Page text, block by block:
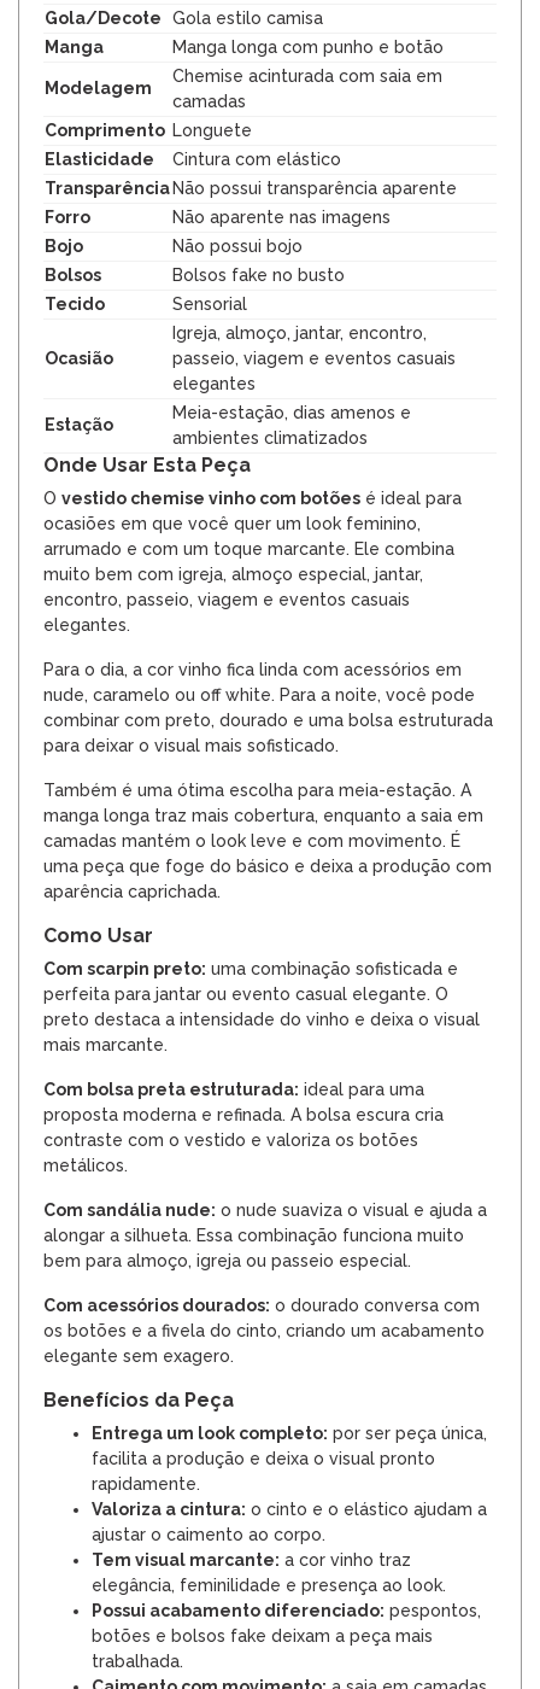
Gola/Decote
Gola estilo camisa
Manga
Manga longa com punho e botão
Modelagem
Chemise acinturada com saia em
camadas
Comprimento Longuete
Elasticidade
Cintura com elástico
TransparênciaNão possui transparência aparente
Forro
Não aparente nas imagens
Bojo
Não possui bojo
Bolsos
Bolsos fake no busto
Tecido
Sensorial
Ocasião
Igreja, almoço, jantar, encontro,
passeio, viagem e eventos casuais
elegantes
Estação
Meia-estação, dias amenos e
ambientes climatizados
Onde Usar Esta Peça
O vestido chemise vinho com botões é ideal para
ocasiões em que você quer um look feminino,
arrumado e com um toque marcante. Ele combina
muito bem com igreja, almoço especial, jantar,
encontro, passeio, viagem e eventos casuais
elegantes.
Para o dia, a cor vinho fica linda com acessórios em
nude, caramelo ou off white. Para a noite, você pode
combinar com preto, dourado e uma bolsa estruturada
para deixar o visual mais sofisticado.
Também é uma ótima escolha para meia-estação. A
manga longa traz mais cobertura, enquanto a saia em
camadas mantém o look leve e com movimento. É
uma peça que foge do básico e deixa a produção com
aparência caprichada.
Como Usar
Com scarpin preto: uma combinação sofisticada e
perfeita para jantar ou evento casual elegante. O
preto destaca a intensidade do vinho e deixa o visual
mais marcante.
Com bolsa preta estruturada: ideal para uma
proposta moderna e refinada. A bolsa escura cria
contraste com o vestido e valoriza os botões
metálicos.
Com sandália nude: o nude suaviza o visual e ajuda a
alongar a silhueta. Essa combinação funciona muito
bem para almoço, igreja ou passeio especial.
Com acessórios dourados: o dourado conversa com
os botões e a fivela do cinto, criando um acabamento
elegante sem exagero.
Benefícios da Peça
Entrega um look completo: por ser peça única,
facilita a produção e deixa o visual pronto
rapidamente.
Valoriza a cintura: o cinto e o elástico ajudam a
ajustar o caimento ao corpo.
Tem visual marcante: a cor vinho traz
elegância, feminilidade e presença ao look.
Possui acabamento diferenciado: pespontos,
botões e bolsos fake deixam a peça mais
trabalhada.